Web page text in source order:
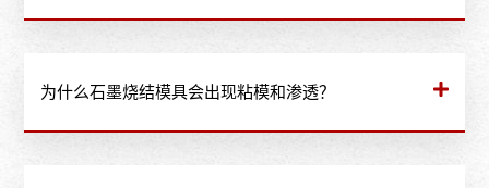
为什么石墨烧结模具会出现粘模和渗透？​